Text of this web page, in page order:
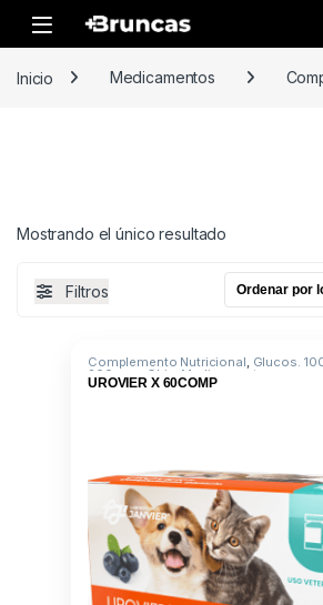
Skip to navigation
Skip to content
Inicio Medicamentos
Mostrando el único resultado
Filtros
Complemento Nutricional, Glucos.
200mg + Chia,Medicamentos
UROVIER X 60COMP